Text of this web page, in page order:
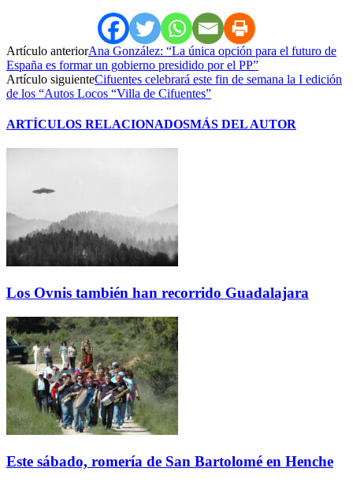
Artículo anteriorAna González: “La única opción para el futuro de
España es formar un gobierno presidido por el PP”
Artículo siguienteCifuentes celebrará este fin de semana la I edición
de los “Autos Locos “Villa de Cifuentes”
ARTÍCULOS RELACIONADOSMÁS DEL AUTOR
Los Ovnis también han recorrido Guadalajara
Este sábado, romería de San Bartolomé en Henche